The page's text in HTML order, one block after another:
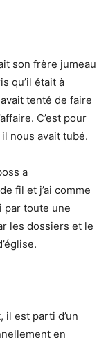
son frère jumeau
qu’il était à
tenté de faire
C’est pour
nous avait tubé.
a
fil et j’ai comme
par toute une
les dossiers et le
il est parti d’un
en